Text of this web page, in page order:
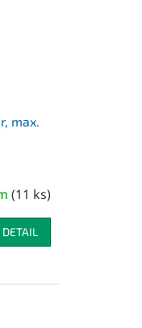
max.
(11 ks)
DETAIL